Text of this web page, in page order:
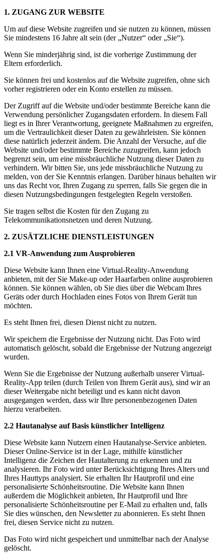
1. ZUGANG ZUR WEBSITE
Um auf diese Website zugreifen und sie nutzen zu können, müssen
Sie mindestens 16 Jahre alt sein (der „Nutzer“ oder „Sie“).
Wenn Sie minderjährig sind, ist die vorherige Zustimmung der
Eltern erforderlich.
Sie können frei und kostenlos auf die Website zugreifen, ohne sich
vorher registrieren oder ein Konto erstellen zu müssen.
Der Zugriff auf die Website und/oder bestimmte Bereiche kann die
Verwendung persönlicher Zugangsdaten erfordern. In diesem Fall
liegt es in Ihrer Verantwortung, geeignete Maßnahmen zu ergreifen,
um die Vertraulichkeit dieser Daten zu gewährleisten. Sie können
diese natürlich jederzeit ändern. Die Anzahl der Versuche, auf die
Website und/oder bestimmte Bereiche zuzugreifen, kann jedoch
begrenzt sein, um eine missbräuchliche Nutzung dieser Daten zu
verhindern. Wir bitten Sie, uns jede missbräuchliche Nutzung zu
melden, von der Sie Kenntnis erlangen. Darüber hinaus behalten wir
uns das Recht vor, Ihren Zugang zu sperren, falls Sie gegen die in
diesen Nutzungsbedingungen festgelegten Regeln verstoßen.
Sie tragen selbst die Kosten für den Zugang zu
Telekommunikationsnetzen und deren Nutzung.
2. ZUSÄTZLICHE DIENSTLEISTUNGEN
2.1 VR-Anwendung zum Ausprobieren
Diese Website kann Ihnen eine Virtual-Reality-Anwendung
anbieten, mit der Sie Make-up oder Haarfarben online ausprobieren
können. Sie können wählen, ob Sie dies über die Webcam Ihres
Geräts oder durch Hochladen eines Fotos von Ihrem Gerät tun
möchten.
Es steht Ihnen frei, diesen Dienst nicht zu nutzen.
Wir speichern die Ergebnisse der Nutzung nicht. Das Foto wird
automatisch gelöscht, sobald die Ergebnisse der Nutzung angezeigt
wurden.
Wenn Sie die Ergebnisse der Nutzung außerhalb unserer Virtual-
Reality-App teilen (durch Teilen von Ihrem Gerät aus), sind wir an
dieser Weitergabe nicht beteiligt und es kann nicht davon
ausgegangen werden, dass wir Ihre personenbezogenen Daten
hierzu verarbeiten.
2.2 Hautanalyse auf Basis künstlicher Intelligenz
Diese Website kann Nutzern einen Hautanalyse-Service anbieten.
Dieser Online-Service ist in der Lage, mithilfe künstlicher
Intelligenz die Zeichen der Hautalterung zu erkennen und zu
analysieren. Ihr Foto wird unter Berücksichtigung Ihres Alters und
Ihres Hauttyps analysiert. Sie erhalten Ihr Hautprofil und eine
personalisierte Schönheitsroutine. Die Website kann Ihnen
außerdem die Möglichkeit anbieten, Ihr Hautprofil und Ihre
personalisierte Schönheitsroutine per E-Mail zu erhalten und, falls
Sie dies wünschen, den Newsletter zu abonnieren. Es steht Ihnen
frei, diesen Service nicht zu nutzen.
Das Foto wird nicht gespeichert und unmittelbar nach der Analyse
gelöscht.